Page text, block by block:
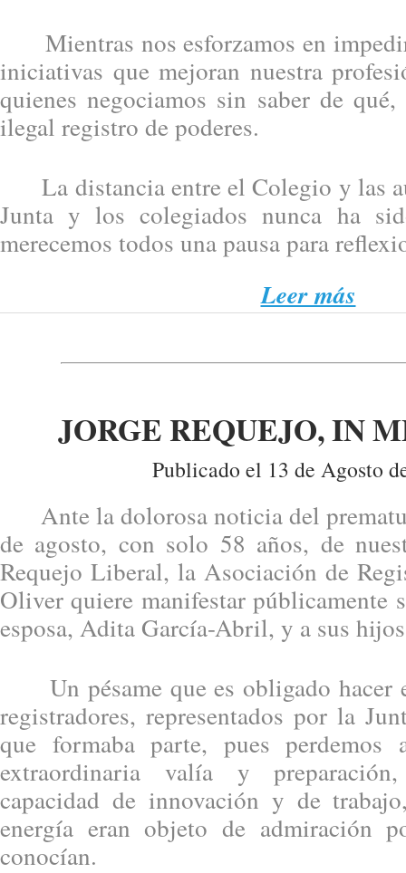
Mientras nos esforzamos en
iniciativas que mejoran nuestra
quienes negociamos sin saber de
ilegal registro de poderes.
La distancia entre el Colegio y las
Junta y los colegiados nunca ha
merecemos todos una pausa para
Leer más
JORGE REQUEJO, IN
Publicado el 13 de Agosto
Ante la dolorosa noticia del
de agosto, con solo 58 años, de
Requejo Liberal, la Asociación de
Oliver quiere manifestar públicamente
esposa, Adita García-Abril, y a sus
Un pésame que es obligado hacer
registradores, representados por la
que formaba parte, pues perdemos
extraordinaria valía y
capacidad de innovación y de
energía eran objeto de admiración
conocían.